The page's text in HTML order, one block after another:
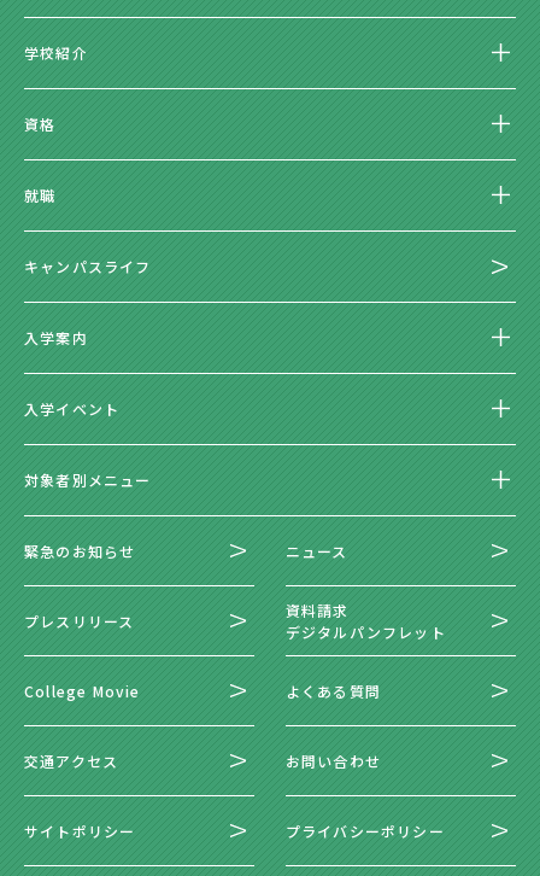
学校紹介
資格
就職
キャンパスライフ
入学案内
入学イベント
対象者別メニュー
緊急のお知らせ ニュース
プレスリリース
資料請求
デジタルパンフレット
College Movie よくある質問
交通アクセス お問い合わせ
サイトポリシー プライバシーポリシー